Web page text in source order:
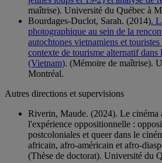
maîtrise). Université du Québec à
Bourdages-Duclot, Sarah. (2014).
photographique au sein de la
autochtones vietnamiens et
contexte de tourisme alternatif dans
(Vietnam). (Mémoire de maîtrise).
Montréal.
Autres directions et supervisions
Riverin, Maude. (2024). Le cinéma
l'expérience oppositionnelle :
postcoloniales et queer dans le
africain, afro-américain et afro-
(Thèse de doctorat). Université du